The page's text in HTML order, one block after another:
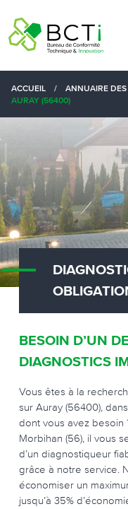
ACCUEIL / ANNUAIRE
AURAY (56400)
BESOIN D’UN
DIAGNOSTICS
Vous êtes à la
sur Auray (56400),
dont vous avez besoin
Morbihan (56), il vous
d’un diagnostiqueur
grâce à notre service.
économiser un
jusqu’à 35%